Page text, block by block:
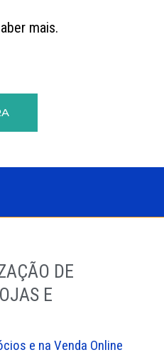
mais.
DE
E
e na Venda Online